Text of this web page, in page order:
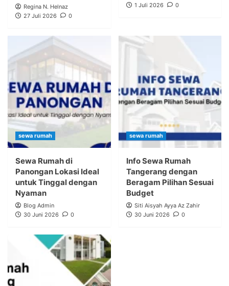
Regina N. Helnaz
27 Juli 2026
0
1 Juli 2026
0
sewa rumah
Sewa Rumah di
Panongan Lokasi Ideal
untuk Tinggal dengan
Nyaman
Blog Admin
30 Juni 2026
0
sewa rumah
Info Sewa Rumah
Tangerang dengan
Beragam Pilihan Sesuai
Budget
Siti Aisyah Ayya Az Zahir
30 Juni 2026
0